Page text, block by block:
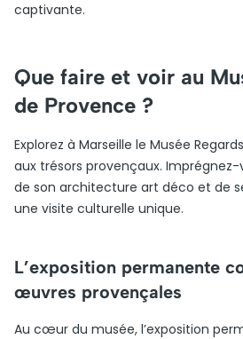
captivante.
Que faire et voir au
de Provence ?
Explorez à Marseille le Musée
aux trésors provençaux.
de son architecture art déco et de
une visite culturelle unique.
L’exposition permanente
œuvres provençales
Au cœur du musée, l’exposition